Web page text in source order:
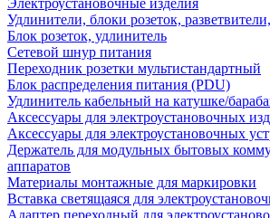
Электроустановочные изделия
Удлинители, блоки розеток,
Блок розеток, удлинитель
Сетевой шнур питания
Переходник розетки мультистандартный
Блок распределения питания (PDU)
Удлинитель кабельный на катушке/
Аксессуары для электроустановочных
Аксессуары для электроустановочных
Держатель для модульных бытовых
аппаратов
Материалы монтажные для маркировки
Вставка светящаяся для
Адаптер переходный для